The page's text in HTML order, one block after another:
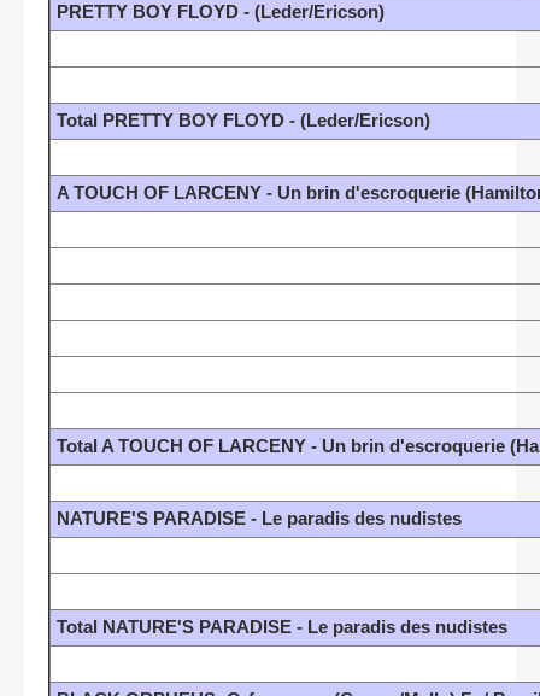
PRETTY BOY FLOYD - (Leder/Ericson)
Total PRETTY BOY FLOYD - (Leder/Ericson)
A TOUCH OF LARCENY - Un brin d'escroquerie
Total A TOUCH OF LARCENY - Un brin d'escroquerie
NATURE'S PARADISE - Le paradis des nudistes
Total NATURE'S PARADISE - Le paradis des nudistes